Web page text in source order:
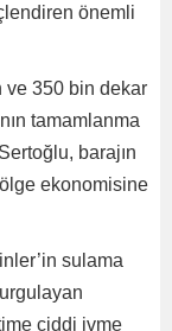
önemli
ve 350 bin dekar
tamamlanma
barajın
ekonomisine
sulama
ciddi ivme